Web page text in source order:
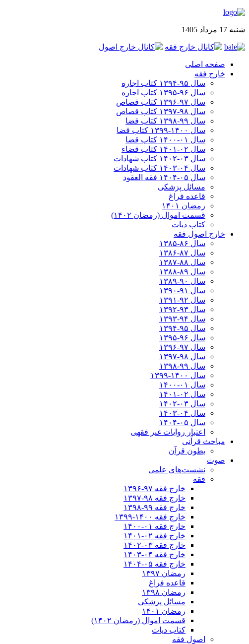
شنبه 17 مرداد 1405
صفحه اصلی
خارج فقه
سال ۹۵-۱۳۹۴ کتاب اجاره
سال ۹۶-۱۳۹۵ کتاب اجاره
سال ۹۷-۱۳۹۶ کتاب قصاص
سال ۹۸-۱۳۹۷ کتاب قصاص
سال ۹۹-۱۳۹۸‍ کتاب قضا
سال ۱۴۰۰-۱۳۹۹ کتاب قضا
سال ۰۱-۱۴۰۰ کتاب قضا
سال ۰۲-۱۴۰۱ کتاب قضاء
سال ۰۳-۱۴۰۲ کتاب شهادات
سال ۰۴-۱۴۰۳ کتاب شهادات
سال ۰۵-۱۴۰۴ فقه العقود
مسائل پزشکی
قاعده فراغ
رمضان ۱۴۰۱
قسمت اموال (رمضان ۱۴۰۲)
کتاب دیات
خارج اصول فقه
سال ۸۶-۱۳۸۵
سال ۸۷-۱۳۸۶
سال ۸۸-۱۳۸۷
سال ۸۹-۱۳۸۸
سال ۹۰-۱۳۸۹
سال ۹۱-۱۳۹۰
سال ۹۲-۱۳۹۱
سال ۹۳-۱۳۹۲
سال ۹۴-۱۳۹۳
سال ۹۵-۱۳۹۴
سال ۹۶-۱۳۹۵
سال ۹۷-۱۳۹۶
سال ۹۸-۱۳۹۷
سال ۹۹-۱۳۹۸‍
سال ۱۴۰۰-۱۳۹۹
سال ۰۱-۱۴۰۰
سال ۰۲-۱۴۰۱
سال ۰۳-۱۴۰۲
سال ۰۴-۱۴۰۳
سال ۰۵-۱۴۰۴
اعتبار روایات غیر فقهی
مباحث قرآنی
بطون قرآن
صوت
نشست‌های علمی
فقه
خارج فقه ۹۷-۱۳۹۶
خارج فقه ۹۸-۱۳۹۷
خارج فقه ۹۹-۱۳۹۸
خارج فقه ۱۴۰۰-۱۳۹۹
خارج فقه ۰۱-۱۴۰۰
خارج فقه ۰۲-۱۴۰۱
خارج فقه ۰۳-۱۴۰۲
خارج فقه ۰۴-۱۴۰۳
خارج فقه ۰۵-۱۴۰۴
رمضان ۱۳۹۷
قاعده فراغ
رمضان ۱۳۹۸
مسائل پزشکی
رمضان ۱۴۰۱
قسمت اموال (رمضان ۱۴۰۲)
کتاب دیات
اصول فقه